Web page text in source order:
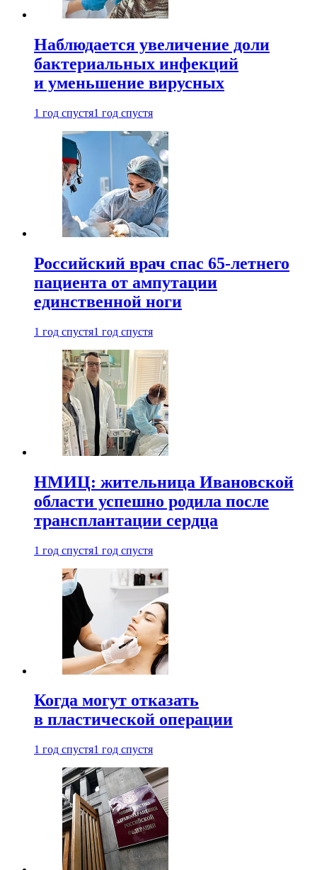
Наблюдается увеличение доли
бактериальных инфекций
и уменьшение вирусных
1 год спустя1 год спустя
Российский врач спас 65-летнего
пациента от ампутации
единственной ноги
1 год спустя1 год спустя
НМИЦ: жительница Ивановской
области успешно родила после
трансплантации сердца
1 год спустя1 год спустя
Когда могут отказать
в пластической операции
1 год спустя1 год спустя